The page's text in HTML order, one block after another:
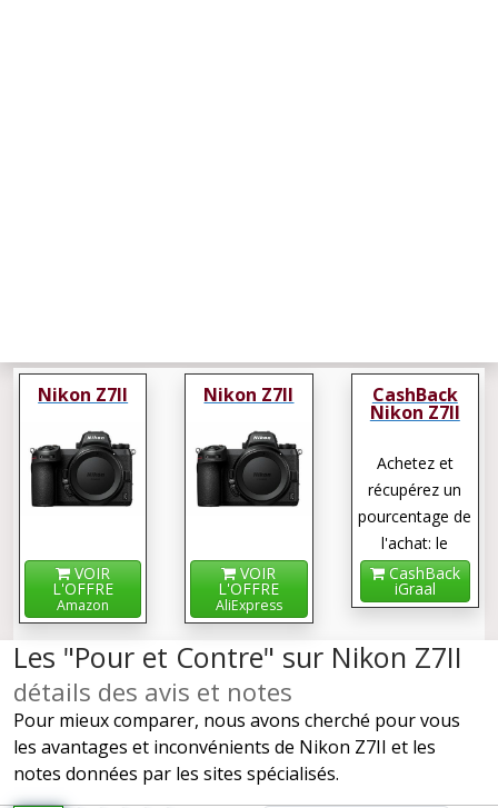
Nikon Z7II
VOIR
L'OFFRE
Amazon
Nikon Z7II
VOIR
L'OFFRE
AliExpress
CashBack
Nikon Z7II
Achetez et
récupérez un
pourcentage de
l'achat: le
cashback !
CashBack
iGraal
Les "Pour et Contre" sur Nikon Z7II
détails des avis et notes
Pour mieux comparer, nous avons cherché pour vous
les avantages et inconvénients de Nikon Z7II et les
notes données par les sites spécialisés.